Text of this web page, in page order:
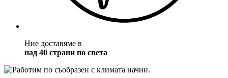
Ние доставяме в
над 40 страни по света